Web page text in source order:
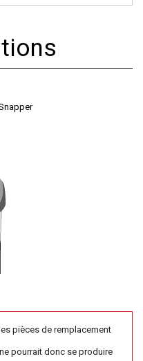
pièces de remplacement
pourrait donc se produire